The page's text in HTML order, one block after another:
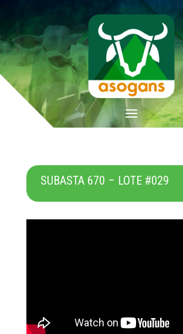
SUBASTA 670 – LOTE #029